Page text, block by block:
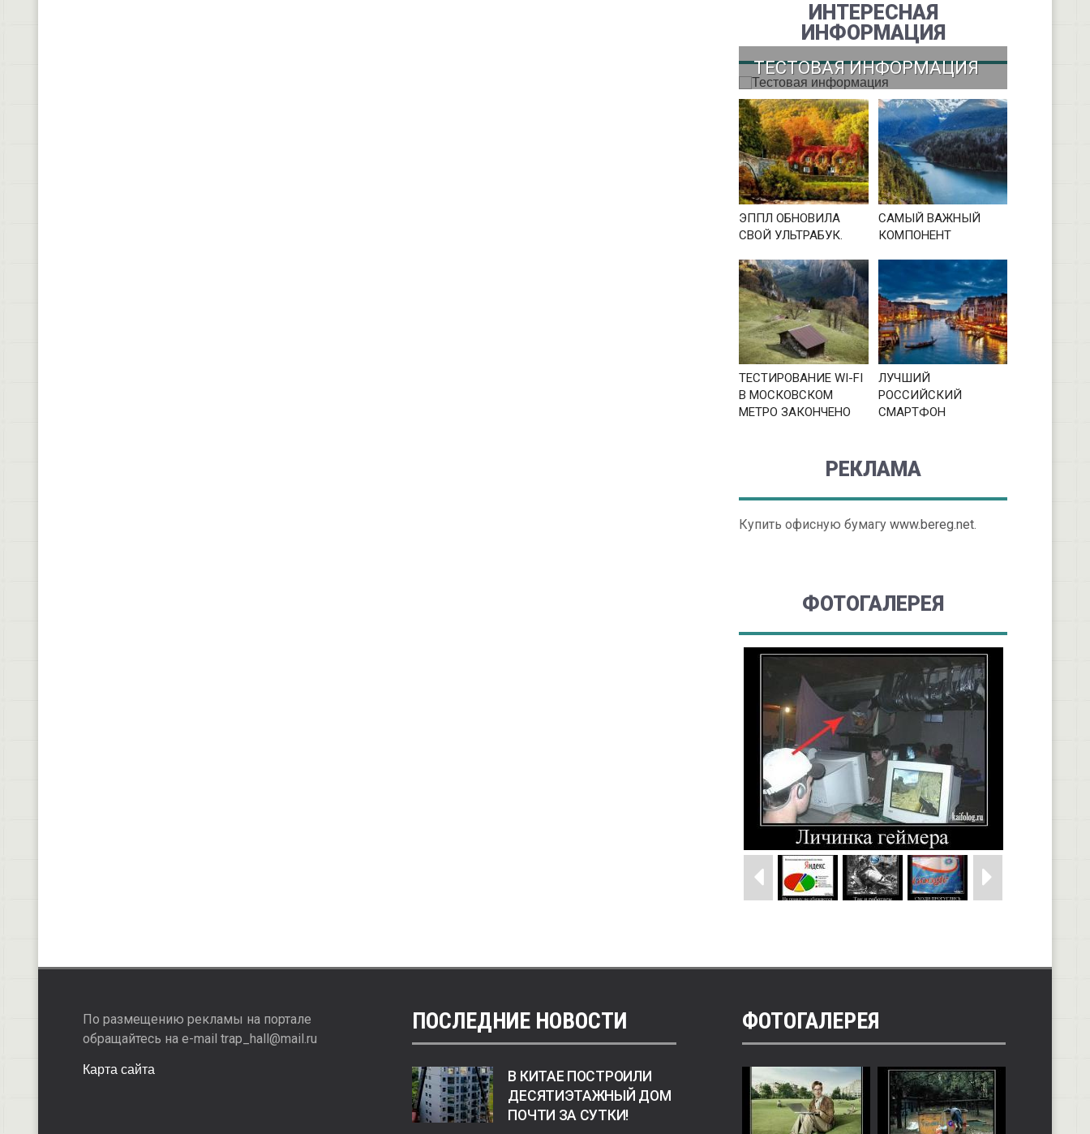
ИНТЕРЕСНАЯ
ИНФОРМАЦИЯ
ТЕСТОВАЯ ИНФОРМАЦИЯ
ЭППЛ ОБНОВИЛА
СВОЙ УЛЬТРАБУК.
САМЫЙ ВАЖНЫЙ
КОМПОНЕНТ
ТЕСТИРОВАНИЕ WI-FI
В МОСКОВСКОМ
МЕТРО ЗАКОНЧЕНО
ЛУЧШИЙ
РОССИЙСКИЙ
СМАРТФОН
РЕКЛАМА
Купить офисную бумагуwww.bereg.net.
ФОТОГАЛЕРЕЯ
По размещению рекламы на портале
обращайтесь на e-mail trap_hall@mail.ru
Карта сайта
ПОСЛЕДНИЕ НОВОСТИ
В КИТАЕ ПОСТРОИЛИ
ДЕСЯТИЭТАЖНЫЙ ДОМ
ПОЧТИ ЗА СУТКИ!
ФОТОГАЛЕРЕЯ